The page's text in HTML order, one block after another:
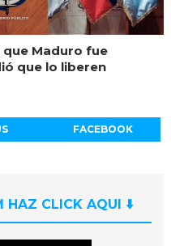
Maduro fue
que lo liberen
FACEBOOK
HAZ CLICK AQUI ⬇️